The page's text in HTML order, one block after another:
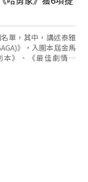
單，其中，講述泰雅
》，入圍本屆金馬
》、《最佳劇情長
、《最佳新演員》以